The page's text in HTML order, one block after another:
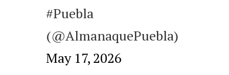
#Puebla
(@AlmanaquePuebla)
May 17, 2026